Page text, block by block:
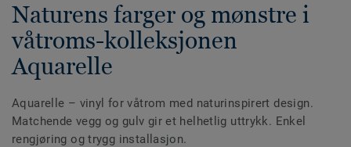
Naturens farger og mønstre i
våtroms-kolleksjonen
Aquarelle
Aquarelle – vinyl for våtrom med naturinspirert design.
Matchende vegg og gulv gir et helhetlig uttrykk. Enkel
rengjøring og trygg installasjon.